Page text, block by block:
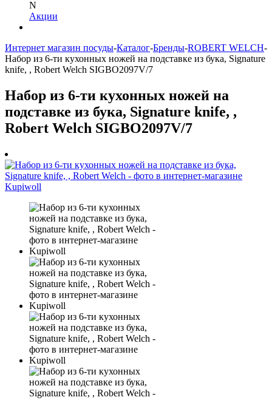
N
Акции
Интернет магазин посуды-Каталог-Бренды-ROBERT WELCH-
Набор из 6-ти кухонных ножей на подставке из бука, Signature
knife, , Robert Welch SIGBO2097V/7
Набор из 6-ти кухонных ножей на
подставке из бука, Signature knife, ,
Robert Welch SIGBO2097V/7